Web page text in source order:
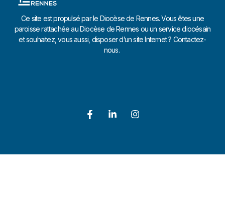
Ce site est propulsé par le Diocèse de Rennes. Vous êtes une
paroisse rattachée au Diocèse de Rennes ou un service diocésain
et souhaitez, vous aussi, disposer d’un site Internet ? Contactez-
nous.